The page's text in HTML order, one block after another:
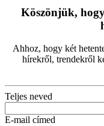
Köszönjük,
Ahhoz, hogy két
hírekről, trendekről
Teljes neved
E-mail címed